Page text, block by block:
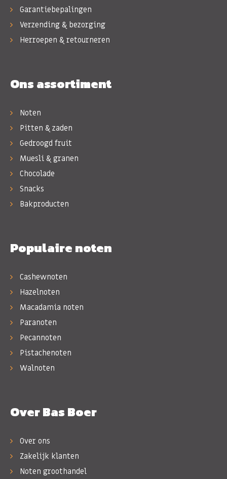
Garantiebepalingen
Verzending & bezorging
Herroepen & retourneren
Ons assortiment
Noten
Pitten & zaden
Gedroogd fruit
Muesli & granen
Chocolade
Snacks
Bakproducten
Populaire noten
Cashewnoten
Hazelnoten
Macadamia noten
Paranoten
Pecannoten
Pistachenoten
Walnoten
Over Bas Boer
Over ons
Zakelijk klanten
Noten groothandel